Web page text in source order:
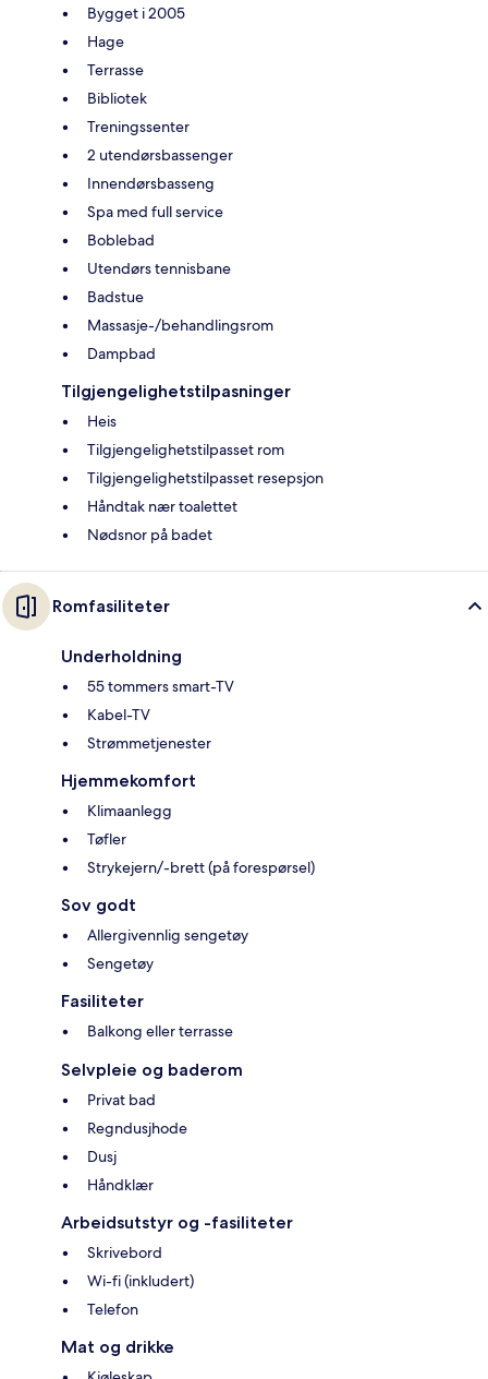
Bygget i 2005
Hage
Terrasse
Bibliotek
Treningssenter
2 utendørsbassenger
Innendørsbasseng
Spa med full service
Boblebad
Utendørs tennisbane
Badstue
Massasje-/behandlingsrom
Dampbad
Tilgjengelighetstilpasninger
Heis
Tilgjengelighetstilpasset rom
Tilgjengelighetstilpasset resepsjon
Håndtak nær toalettet
Nødsnor på badet
Romfasiliteter
Underholdning
55 tommers smart-TV
Kabel-TV
Strømmetjenester
Hjemmekomfort
Klimaanlegg
Tøfler
Strykejern/-brett (på forespørsel)
Sov godt
Allergivennlig sengetøy
Sengetøy
Fasiliteter
Balkong eller terrasse
Selvpleie og baderom
Privat bad
Regndusjhode
Dusj
Håndklær
Arbeidsutstyr og -fasiliteter
Skrivebord
Wi-fi (inkludert)
Telefon
Mat og drikke